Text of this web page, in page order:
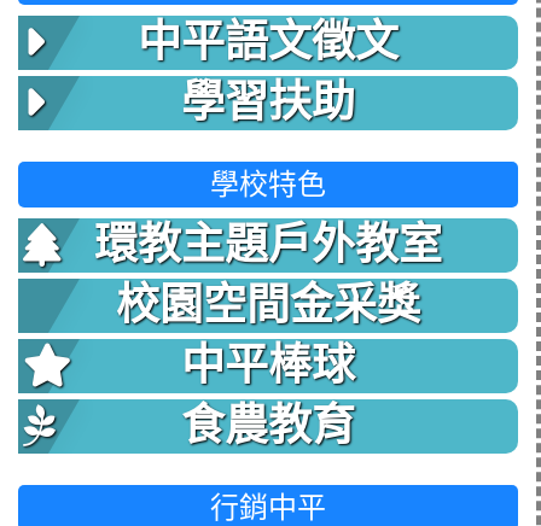
中平語文徵文
學習扶助
學校特色
環教主題戶外教室
校園空間金采獎
中平棒球
食農教育
行銷中平